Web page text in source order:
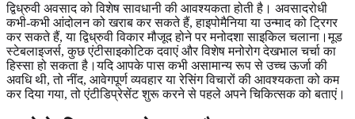
द्विध्रुवी अवसाद को विशेष सावधानी की आवश्यकता होती है। अवसादरोधी
कभी-कभी आंदोलन को खराब कर सकते हैं, हाइपोमैनिया या उन्माद को ट्रिगर
कर सकते हैं, या द्विध्रुवी विकार मौजूद होने पर मनोदशा साइकिल चलाना।मूड
स्टेबलाइजर्स, कुछ एंटीसाइकोटिक दवाएं और विशेष मनोरोग देखभाल चर्चा का
हिस्सा हो सकता है।यदि आपके पास कभी असामान्य रूप से उच्च ऊर्जा की
अवधि थी, तो नींद, आवेगपूर्ण व्यवहार या रेसिंग विचारों की आवश्यकता को कम
कर दिया गया, तो एंटीडिप्रेसेंट शुरू करने से पहले अपने चिकित्सक को बताएं।